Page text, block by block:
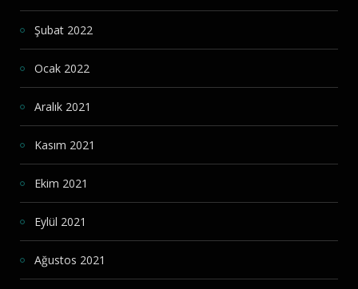
Şubat 2022
Ocak 2022
Aralık 2021
Kasım 2021
Ekim 2021
Eylül 2021
Ağustos 2021